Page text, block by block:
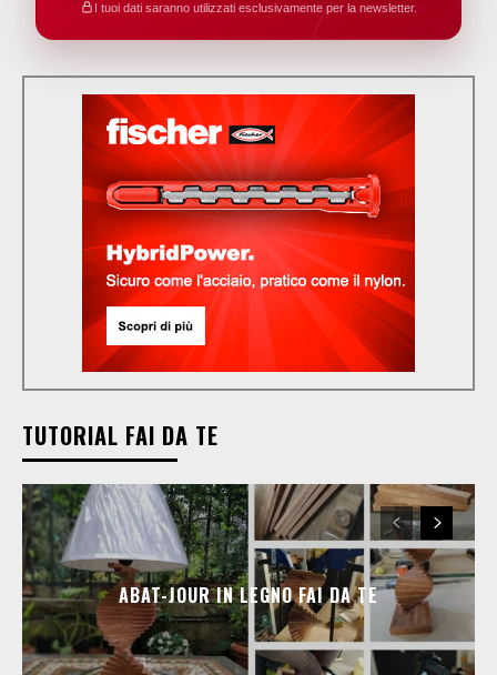
I tuoi dati saranno utilizzati esclusivamente per la newsletter.
TUTORIAL FAI DA TE
ABAT-JOUR IN LEGNO FAI DA TE